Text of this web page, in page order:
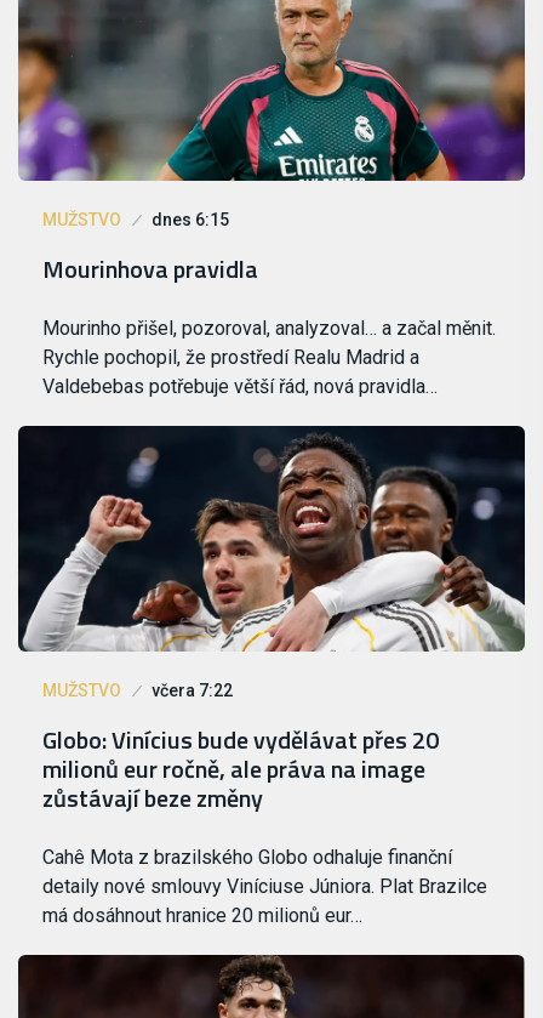
MUŽSTVO dnes 6:15
Mourinhova pravidla
Mourinho přišel, pozoroval, analyzoval… a začal měnit.
Rychle pochopil, že prostředí Realu Madrid a
Valdebebas potřebuje větší řád, nová pravidla…
MUŽSTVO včera 7:22
Globo: Vinícius bude vydělávat přes 20
milionů eur ročně, ale práva na image
zůstávají beze změny
Cahê Mota z brazilského Globo odhaluje finanční
detaily nové smlouvy Viníciuse Júniora. Plat Brazilce
má dosáhnout hranice 20 milionů eur…